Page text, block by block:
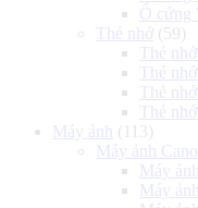
Ổ cứng
Thẻ nhớ (59)
Thẻ
Thẻ
Thẻ
Thẻ
Máy ảnh
(113)
Máy ảnh Canon
Máy
Máy